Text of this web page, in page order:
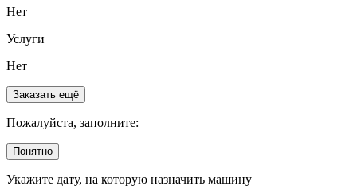
Нет
Услуги
Нет
Заказать ещё
Пожалуйста, заполните:
Понятно
Укажите дату, на которую назначить машину